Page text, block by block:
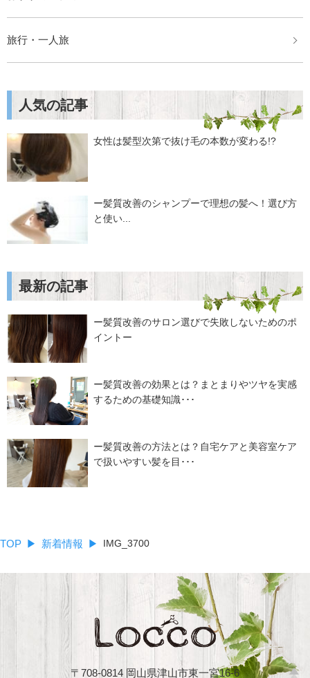
旅行・一人旅
人気の記事
女性は髪型次第で抜け毛の本数が変わる!?
ー髪質改善のシャンプーで理想の髪へ！選び方
と使い...
最新の記事
ー髪質改善のサロン選びで失敗しないためのポ
イントー
ー髪質改善の効果とは？まとまりやツヤを実感
するための基礎知識･･･
ー髪質改善の方法とは？自宅ケアと美容室ケア
で扱いやすい髪を目･･･
TOP 新着情報 IMG_3700
〒708-0814 岡山県津山市東一宮16-6